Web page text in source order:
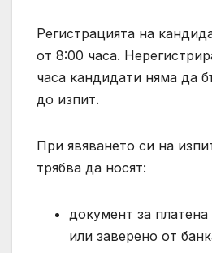
Регистрацията на
от 8:00 часа.
часа кандидати няма да
до изпит.
При явяването си на
трябва да носят:
документ за платена
или заверено от